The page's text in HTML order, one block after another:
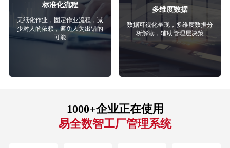
标准化流程
无纸化作业，固定作业流程，减
少对人的依赖，避免人为出错的
可能
多维度数据
数据可视化呈现，多维度数据分
析解读，辅助管理层决策
1000+企业正在使用
易全数智工厂管理系统